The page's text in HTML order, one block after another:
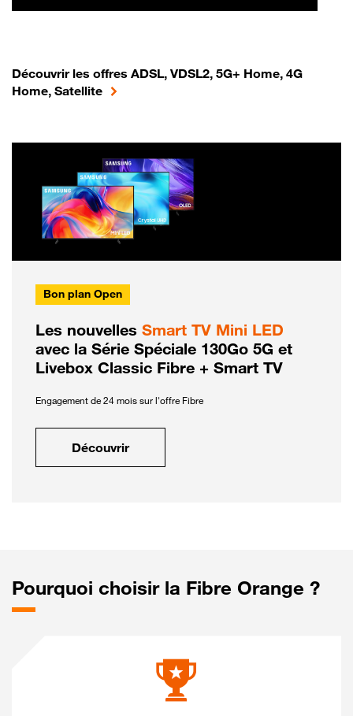
Découvrir les offres ADSL, VDSL2, 5G+ Home, 4G
Home, Satellite
Bon plan Open
Les nouvelles Smart TV Mini LED
avec la Série Spéciale 130Go 5G et
Livebox Classic Fibre + Smart TV
Engagement de 24 mois sur l'offre Fibre
Découvrir
Pourquoi choisir la Fibre Orange ?